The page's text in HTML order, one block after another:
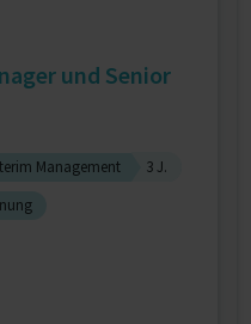
und Senior
Management
3 J.